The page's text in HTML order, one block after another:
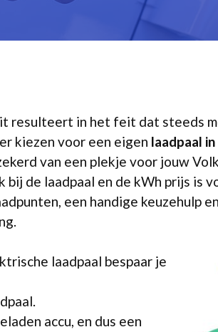
resulteert in het feit dat steeds
kiezen voor een eigen laadpaal
van een plekje voor jouw
de laadpaal en de kWh prijs is
een handige keuzehulp
laadpaal bespaar je
accu, en dus een